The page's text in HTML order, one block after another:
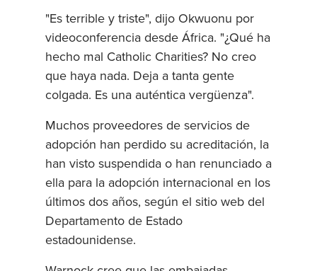
"Es terrible y triste", dijo Okwuonu por
videoconferencia desde África. "¿Qué ha
hecho mal Catholic Charities? No creo
que haya nada. Deja a tanta gente
colgada. Es una auténtica vergüenza".
Muchos proveedores de servicios de
adopción han perdido su acreditación, la
han visto suspendida o han renunciado a
ella para la adopción internacional en los
últimos dos años, según el sitio web del
Departamento de Estado
estadounidense.